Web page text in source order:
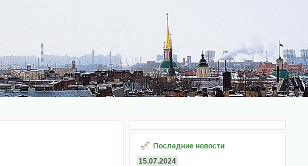
Последние новости
15.07.2024